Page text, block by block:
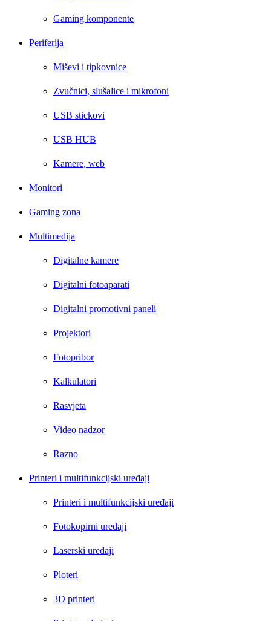
Gaming komponente
Periferija
Miševi i tipkovnice
Zvučnici, slušalice i mikrofoni
USB stickovi
USB HUB
Kamere, web
Monitori
Gaming zona
Multimedija
Digitalne kamere
Digitalni fotoaparati
Digitalni promotivni paneli
Projektori
Fotopribor
Kalkulatori
Rasvjeta
Video nadzor
Razno
Printeri i multifunkcijski uređaji
Printeri i multifunkcijski uređaji
Fotokopirni uređaji
Laserski uređaji
Ploteri
3D printeri